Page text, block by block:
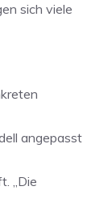
sich viele
angepasst
„Die